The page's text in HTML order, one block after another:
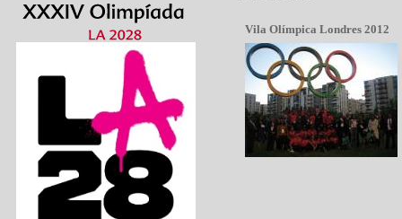
Vila Olímpica Londres 2012